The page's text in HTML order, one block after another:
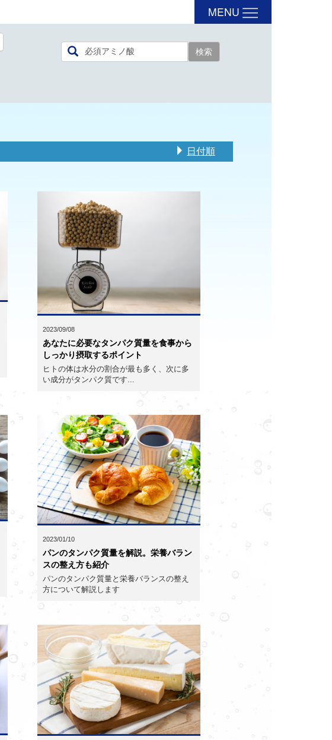
MENU
日付順
2023/09/08
あなたに必要なタンパク質量を食事から
しっかり摂取するポイント
ヒトの体は水分の割合が最も多く、次に多
い成分がタンパク質です...
2023/01/10
パンのタンパク質量を解説。栄養バラン
スの整え方も紹介
パンのタンパク質量と栄養バランスの整え
方について解説します